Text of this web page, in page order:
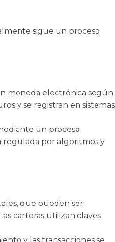
sigue un proceso
moneda electrónica según
y se registran en sistemas
un proceso
regulada por algoritmos y
que pueden ser
carteras utilizan claves
y las transacciones se